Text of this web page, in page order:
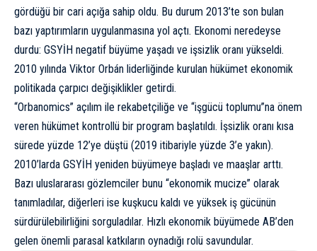
gördüğü bir cari açığa sahip oldu. Bu durum 2013’te son bulan
bazı yaptırımların uygulanmasına yol açtı. Ekonomi neredeyse
durdu: GSYİH negatif büyüme yaşadı ve işsizlik oranı yükseldi.
2010 yılında Viktor Orbán liderliğinde kurulan hükümet ekonomik
politikada çarpıcı değişiklikler getirdi.
“Orbanomics” açılım ile rekabetçiliğe ve “işgücü toplumu”na önem
veren hükümet kontrollü bir program başlatıldı. İşsizlik oranı kısa
sürede yüzde 12’ye düştü (2019 itibariyle yüzde 3’e yakın).
2010’larda GSYİH yeniden büyümeye başladı ve maaşlar arttı.
Bazı uluslararası gözlemciler bunu “ekonomik mucize” olarak
tanımladılar, diğerleri ise kuşkucu kaldı ve yüksek iş gücünün
sürdürülebilirliğini sorguladılar. Hızlı ekonomik büyümede AB’den
gelen önemli parasal katkıların oynadığı rolü savundular.